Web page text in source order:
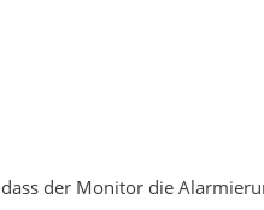
der Monitor die